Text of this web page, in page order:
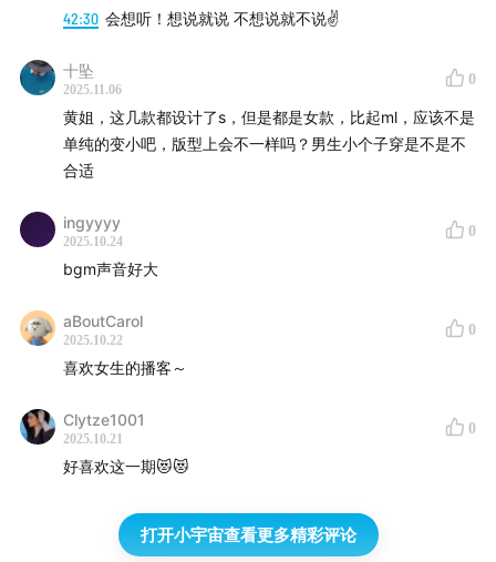
42:30 会想听！想说就说 不想说就不说✌️
十坠
2025.11.06
0
黄姐，这几款都设计了s，但是都是女款，比起ml，应该不是
单纯的变小吧，版型上会不一样吗？男生小个子穿是不是不
合适
ingyyyy
2025.10.24
0
bgm声音好大
aBoutCarol
2025.10.22
0
喜欢女生的播客～
Clytze1001
2025.10.21
0
好喜欢这一期😻😻
打开小宇宙查看更多精彩评论